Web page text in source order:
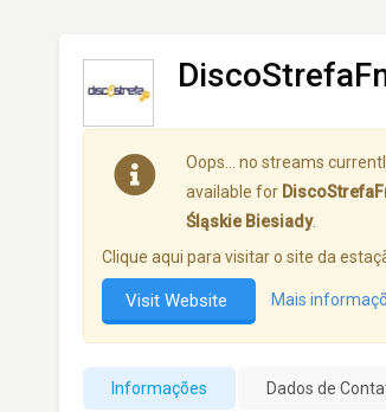
Oops… no streams
available for
Śląskie Biesiady.
Clique aqui para visitar o site da
Visit Website Mais
Informações Dados de